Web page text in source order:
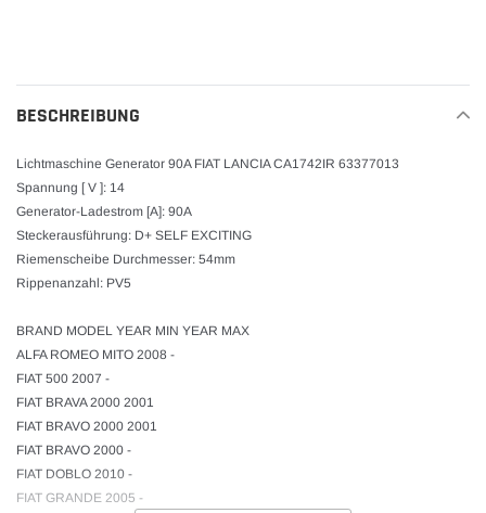
hinzugefügt
BESCHREIBUNG
Lichtmaschine Generator 90A FIAT LANCIA CA1742IR 63377013
Spannung [ V ]: 14
Generator-Ladestrom [A]: 90A
Steckerausführung: D+ SELF EXCITING
Riemenscheibe Durchmesser: 54mm
Rippenanzahl: PV5
BRAND MODEL YEAR MIN YEAR MAX
ALFA ROMEO MITO 2008 -
FIAT 500 2007 -
FIAT BRAVA 2000 2001
FIAT BRAVO 2000 2001
FIAT BRAVO 2000 -
FIAT DOBLO 2010 -
FIAT GRANDE 2005 -